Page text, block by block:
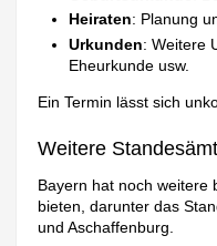
Heiraten: Planung
Urkunden: Weitere
Eheurkunde usw.
Ein Termin lässt sich
Weitere
Bayern hat noch weitere
bieten, darunter das
und Aschaffenburg.